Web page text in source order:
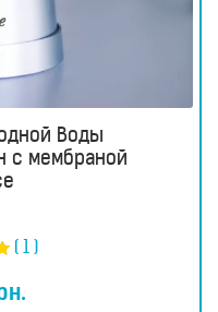
Воды
с мембраной
( 1 )